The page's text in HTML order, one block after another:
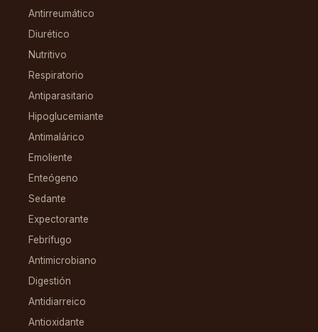
Antirreumático
Diurético
Nutritivo
Respiratorio
Antiparasitario
Hipoglucemiante
Antimalárico
Emoliente
Enteógeno
Sedante
Expectorante
Febrífugo
Antimicrobiano
Digestión
Antidiarreico
Antioxidante